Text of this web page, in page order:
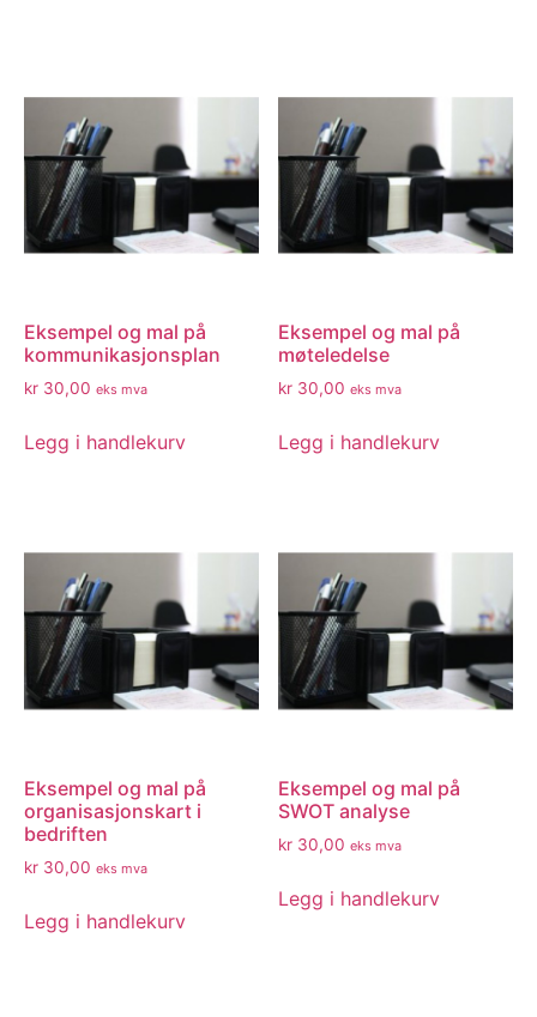
Eksempel og mal på
kommunikasjonsplan
kr 30,00 eks mva
Legg i handlekurv
Eksempel og mal på
møteledelse
kr 30,00 eks mva
Legg i handlekurv
Eksempel og mal på
organisasjonskart i
bedriften
kr 30,00 eks mva
Legg i handlekurv
Eksempel og mal på
SWOT analyse
kr 30,00 eks mva
Legg i handlekurv